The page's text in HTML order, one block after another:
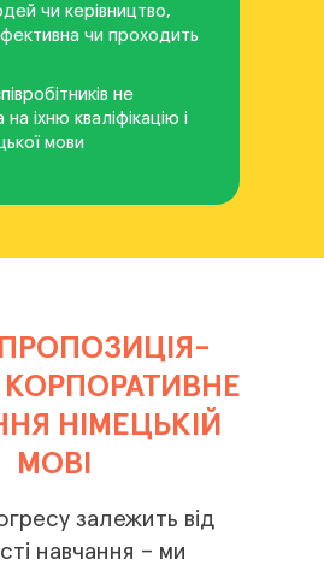
чи керівництво,
чи проходить
не
іхню кваліфікацію і
мови
НІМЕЦЬКІЙ
МОВІ
залежить від
навчання – ми